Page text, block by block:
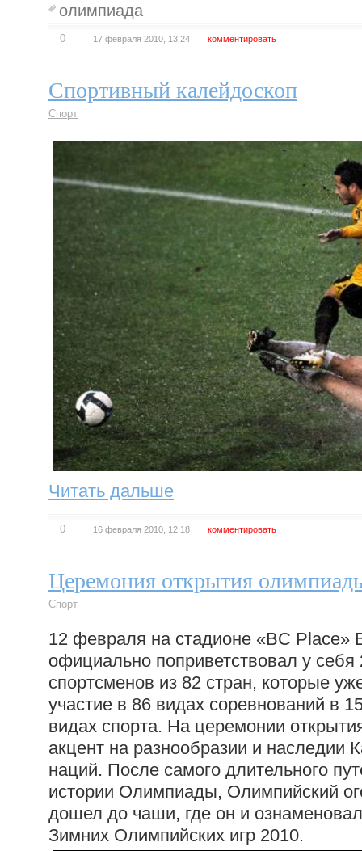
олимпиада
0 17 февраля 2010, 13:24 комментировать
Спортивный калейдоскоп
Спорт
Читать дальше
0 16 февраля 2010, 12:18 комментировать
Церемония открытия
Спорт
12 февраля на стадионе «BC Place»
официально поприветствовал у себя
спортсменов из 82 стран, которые
участие в 86 видах соревнований в
видах спорта. На церемонии
акцент на разнообразии и наследии
наций. После самого длительного
истории Олимпиады, Олимпийский
дошел до чаши, где он и
Зимних Олимпийских игр 2010.